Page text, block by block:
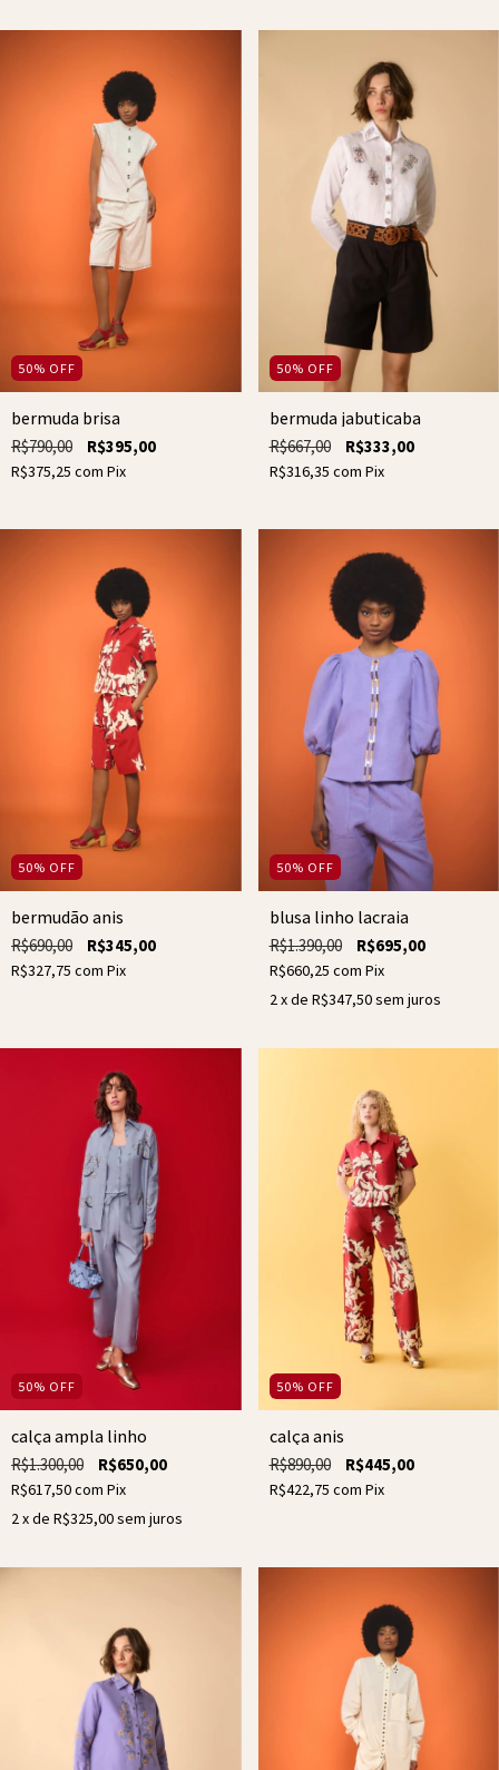
50% OFF
bermuda brisa
R$790,00 R$395,00
R$375,25 com Pix
50% OFF
bermuda jabuticaba
R$667,00 R$333,00
R$316,35 com Pix
50% OFF
bermudão anis
R$690,00 R$345,00
R$327,75 com Pix
50% OFF
blusa linho lacraia
R$1.390,00 R$695,00
R$660,25 com Pix
2x de R$347,50sem juros
50% OFF
calça ampla linho
R$1.300,00 R$650,00
R$617,50com Pix
2x de R$325,00sem juros
50% OFF
calça anis
R$890,00 R$445,00
R$422,75 com Pix